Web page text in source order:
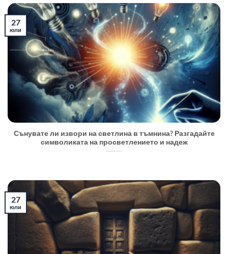
Сънувате ли извори на светлина в тъмнина? Разгадайте
символиката на просветлението и надеж
27
юли
27
юли